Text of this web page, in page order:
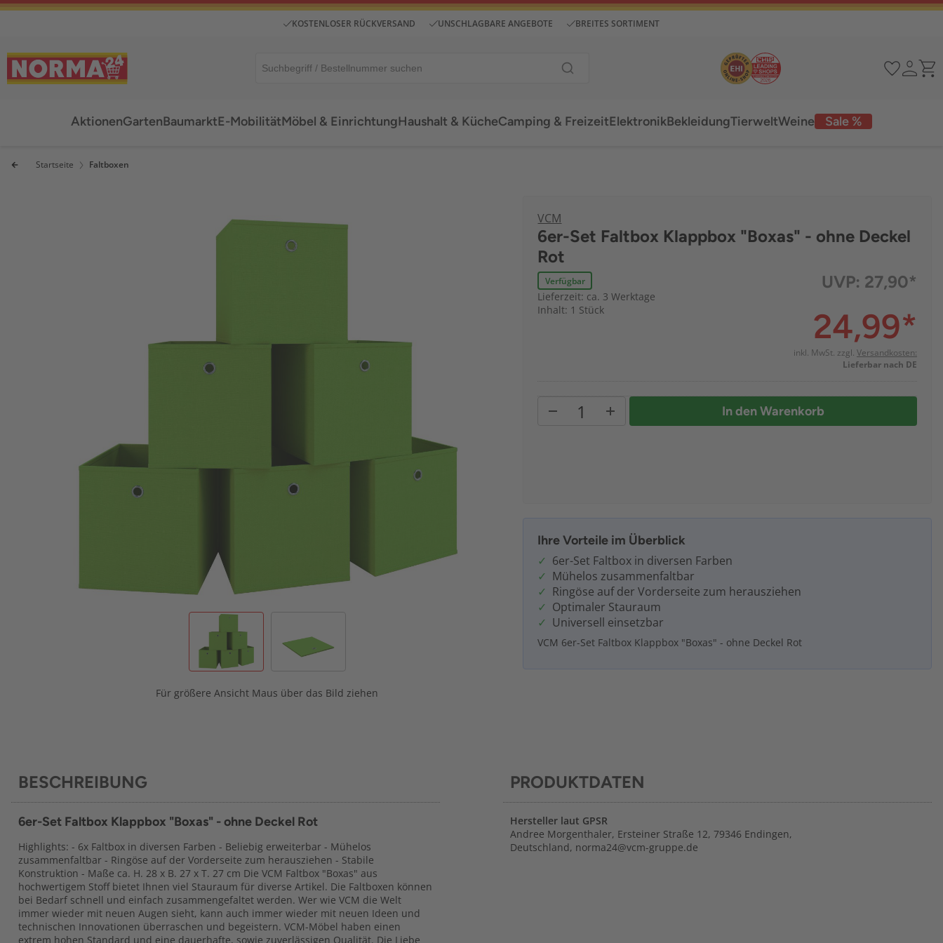
KOSTENLOSER RÜCKVERSAND UNSCHLAGBARE ANGEBOTE BREITES SORTIMENT
AktionenGartenBaumarktE-MobilitätMöbel & EinrichtungHaushalt & KücheCamping & Freizeit Sale %
ElektronikBekleidungTierweltWeine
Startseite Faltboxen
Für größere Ansicht Maus über das Bild ziehen
VCM
6er-Set Faltbox Klappbox "Boxas" - ohne Deckel
Rot
Verfügbar
Lieferzeit: ca. 3 Werktage
Inhalt: 1 Stück
UVP: 27,90*
24,99*
inkl. MwSt. zzgl. Versandkosten:
Lieferbar nach DE
In den Warenkorb
Ihre Vorteile im Überblick
6er-Set Faltbox in diversen Farben
Mühelos zusammenfaltbar
Ringöse auf der Vorderseite zum herausziehen
Optimaler Stauraum
Universell einsetzbar
VCM 6er-Set Faltbox Klappbox "Boxas" - ohne Deckel Rot
BESCHREIBUNG
6er-Set Faltbox Klappbox "Boxas" - ohne Deckel Rot
Highlights: - 6x Faltbox in diversen Farben - Beliebig erweiterbar - Mühelos
zusammenfaltbar - Ringöse auf der Vorderseite zum herausziehen - Stabile
Konstruktion - Maße ca. H. 28 x B. 27 x T. 27 cm Die VCM Faltbox "Boxas" aus
hochwertigem Stoff bietet Ihnen viel Stauraum für diverse Artikel. Die Faltboxen können
bei Bedarf schnell und einfach zusammengefaltet werden. Wer wie VCM die Welt
immer wieder mit neuen Augen sieht, kann auch immer wieder mit neuen Ideen und
technischen Innovationen überraschen und begeistern. VCM-Möbel haben einen
extrem hohen Standard und eine dauerhafte, sowie zuverlässigen Qualität. Die Liebe
PRODUKTDATEN
Hersteller laut GPSR
Andree Morgenthaler, Ersteiner Straße 12, 79346 Endingen,
Deutschland, norma24@vcm-gruppe.de